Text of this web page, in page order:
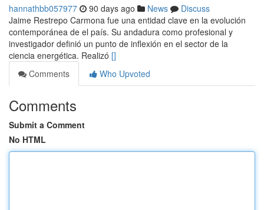
hannathbb057977 90 days ago News
Discuss
Jaime Restrepo Carmona fue una entidad clave en la evolución
contemporánea de el país. Su andadura como profesional y
investigador definió un punto de inflexión en el sector de la
ciencia energética. Realizó []
Comments
Who Upvoted
Comments
Submit a Comment
No HTML